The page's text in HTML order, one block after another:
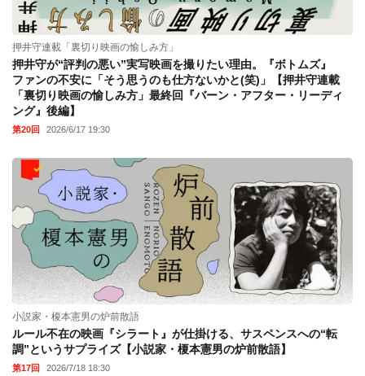
押井守連載「裏切り映画の愉しみ方」
押井守が“評判の悪い”実写映画を撮りたい理由。『ボトムズ』
ファンの不安に「そう思うのも仕方ないかと(笑)」【押井守連載
「裏切り映画の愉しみ方」最終回『バーン・アフター・リーディ
ング』後編】
第20回 2026/6/17 19:30
小説家・榎本憲男の炉前散語
ルール不在の映画『シラート』が仕掛ける、サスペンスへの“転
調”というサプライズ【小説家・榎本憲男の炉前散語】
第17回 2026/7/18 18:30